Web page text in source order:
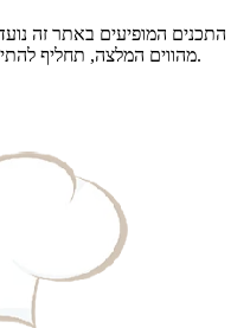
התכנים המופיעים באתר זה
מהווים המלצה, תחליף להתייעצות עם מומחה או קבלת ייעוץ רפואי.